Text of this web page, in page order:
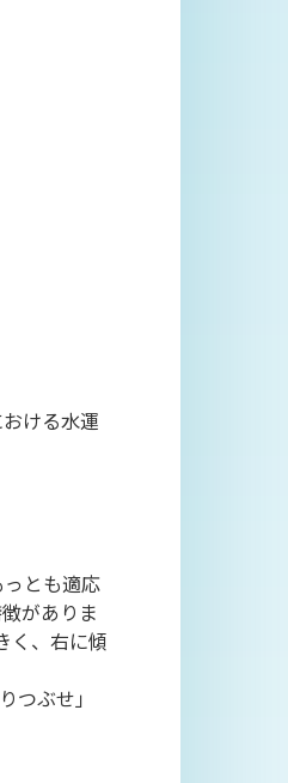
ける水運
とも適応
がありま
く、右に傾
つぶせ」